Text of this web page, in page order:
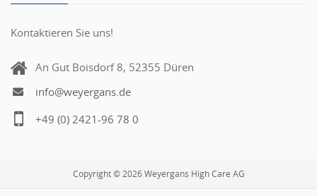
Kontaktieren Sie uns!
An Gut Boisdorf 8, 52355 Düren
info@weyergans.de
+49 (0) 2421-96 78 0
Copyright © 2026 Weyergans High Care AG